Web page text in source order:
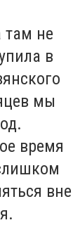
там не
в
мы
время
вне